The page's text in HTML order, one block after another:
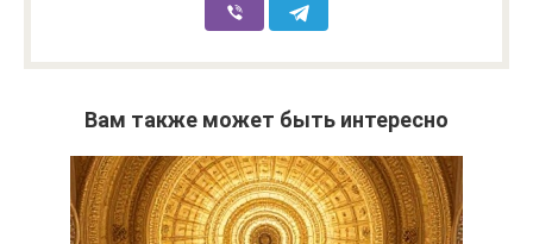
Вам также может быть интересно